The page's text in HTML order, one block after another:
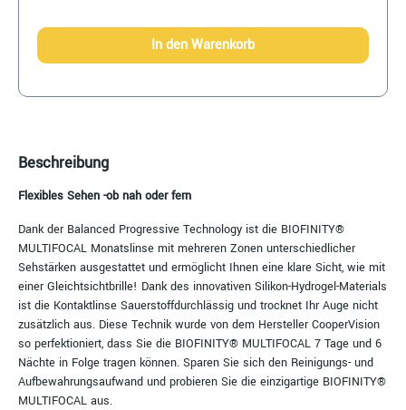
Beschreibung
Flexibles Sehen -ob nah oder fern
Dank der Balanced Progressive Technology ist die BIOFINITY®
MULTIFOCAL Monatslinse mit mehreren Zonen unterschiedlicher
Sehstärken ausgestattet und ermöglicht Ihnen eine klare Sicht, wie mit
einer Gleichtsichtbrille! Dank des innovativen Silikon-Hydrogel-Materials
ist die Kontaktlinse Sauerstoffdurchlässig und trocknet Ihr Auge nicht
zusätzlich aus. Diese Technik wurde von dem Hersteller CooperVision
so perfektioniert, dass Sie die BIOFINITY® MULTIFOCAL 7 Tage und 6
Nächte in Folge tragen können. Sparen Sie sich den Reinigungs- und
Aufbewahrungsaufwand und probieren Sie die einzigartige BIOFINITY®
MULTIFOCAL aus.
In den Warenkorb